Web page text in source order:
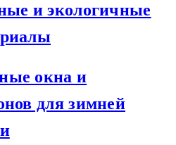
и экологичные
окна и
для зимней